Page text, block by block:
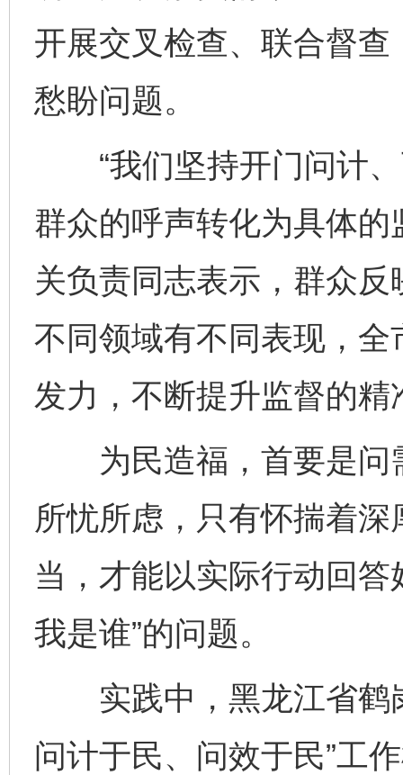
开展交叉检查、联合督
愁盼问题。
“我们坚持开门问计、
群众的呼声转化为具体的
关负责同志表示，群众
不同领域有不同表现，
发力，不断提升监督的精
为民造福，首要是问
所忧所虑，只有怀揣着
当，才能以实际行动回
我是谁”的问题。
实践中，黑龙江省鹤
问计于民、问效于民”工